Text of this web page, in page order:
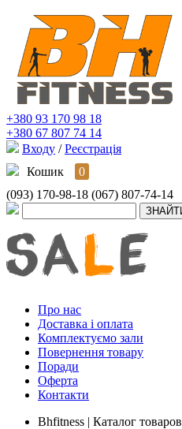
+380 93 170 98 18
+380 67 807 74 14
Входу / Реєстрація
Кошик
0
(093) 170-98-18 (067) 807-74-14
Про нас
Доставка і оплата
Комплектуємо зали
Повернення товару
Поради
Оферта
Контакти
Bhfitness | Каталог товаров